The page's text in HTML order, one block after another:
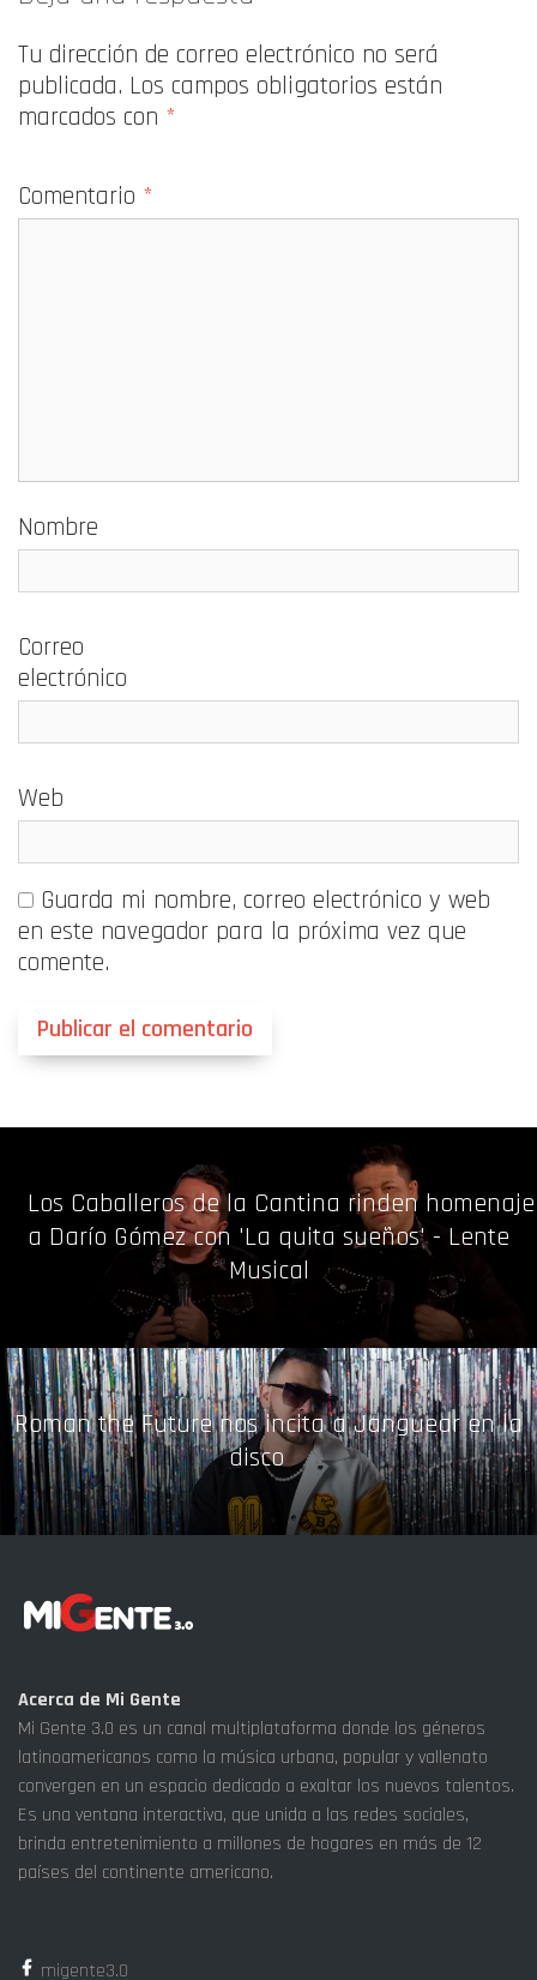
Tu dirección de correo electrónico no será
publicada. Los campos obligatorios están
marcados con *
Comentario *
Nombre
Correo
electrónico
Web
Guarda mi nombre, correo electrónico y web
en este navegador para la próxima vez que
comente.
Los Caballeros de la Cantina rinden homenaje
a Darío Gómez con 'La quita sueños' - Lente
Musical
Roman the Future nos incita a Janguear en la
disco
Acerca de Mi Gente
Mi Gente 3.0 es un canal multiplataforma donde los géneros
latinoamericanos como la música urbana, popular y vallenato
convergen en un espacio dedicado a exaltar los nuevos talentos.
Es una ventana interactiva, que unida a las redes sociales,
brinda entretenimiento a millones de hogares en más de 12
países del continente americano.
migente3.0